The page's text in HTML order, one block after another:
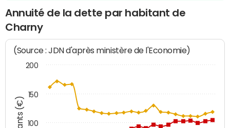
Annuité de la dette par habitant de
Charny
(Source : JDN d'après ministère de l'Economie)
100
150
200